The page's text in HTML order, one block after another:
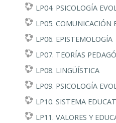
LP04. PSICOLOGÍA
LP05. COMUNICACIÓN
LP06. EPISTEMOLOGÍA
LP07. TEORÍAS
LP08. LINGÜÍSTICA
LP09. PSICOLOGÍA
LP10. SISTEMA
LP11. VALORES Y